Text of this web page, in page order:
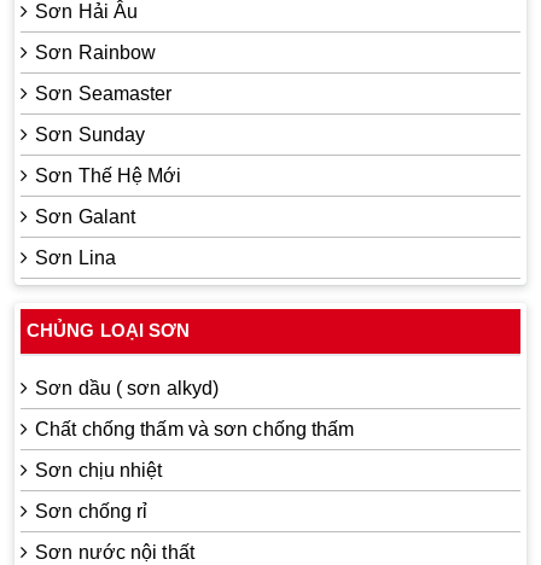
Sơn Hải Âu
Sơn Rainbow
Sơn Seamaster
Sơn Sunday
Sơn Thế Hệ Mới
Sơn Galant
Sơn Lina
CHỦNG LOẠI SƠN
Sơn dầu ( sơn alkyd)
Chất chống thấm và sơn chống thấm
Sơn chịu nhiệt
Sơn chống rỉ
Sơn nước nội thất